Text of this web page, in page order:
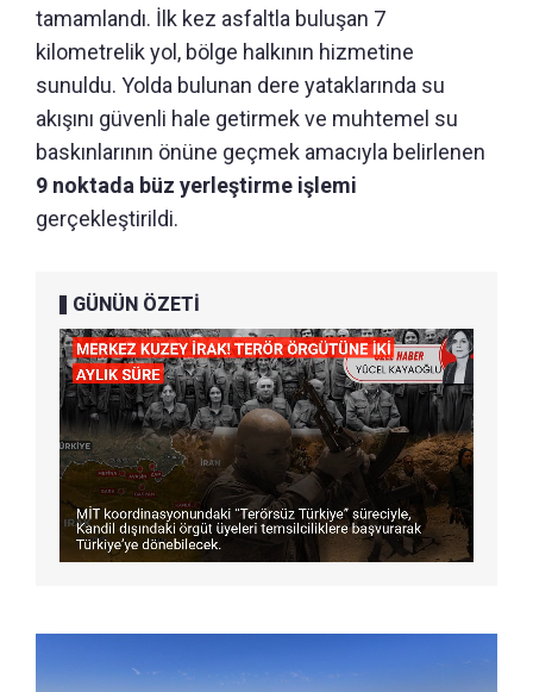
tamamlandı. İlk kez asfaltla buluşan 7
kilometrelik yol, bölge halkının hizmetine
sunuldu. Yolda bulunan dere yataklarında su
akışını güvenli hale getirmek ve muhtemel su
baskınlarının önüne geçmek amacıyla belirlenen
9 noktada büz yerleştirme işlemi
gerçekleştirildi.
GÜNÜN ÖZETİ